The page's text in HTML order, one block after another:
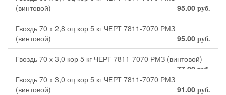
(винтовой)
95.00 руб.
Гвоздь 70 х 2,8 оц кор 5 кг ЧЕРТ 7811-7070 РМЗ
(винтовой)
95.00 руб.
Гвоздь 70 х 3,0 кор 5 кг ЧЕРТ 7811-7070 РМЗ (винтовой)
77.00руб.
Гвоздь 70 х 3,0 оц кор 5 кг ЧЕРТ 7811-7070 РМЗ
(винтовой)
91.00 руб.